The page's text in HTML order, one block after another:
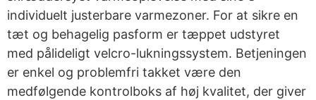
individuelt justerbare varmezoner. For at sikre en
tæt og behagelig pasform er tæppet udstyret
med pålideligt velcro-lukningssystem. Betjeningen
er enkel og problemfri takket være den
medfølgende kontrolboks af høj kvalitet, der giver